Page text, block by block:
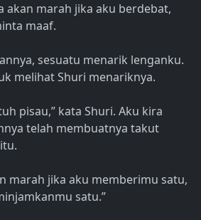
akan marah jika aku berdebat,
maaf.
sesuatu menarik lenganku.
melihat Shuri menariknya.
pisau,” kata Shuri. Aku kira
telah membuatnya takut
marah jika aku memberimu satu,
satu.”